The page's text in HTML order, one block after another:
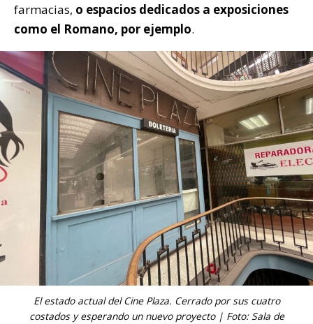
farmacias, o espacios dedicados a exposiciones
como el Romano, por ejemplo.
El estado actual del Cine Plaza. Cerrado por sus cuatro
costados y esperando un nuevo proyecto | Foto: Sala de